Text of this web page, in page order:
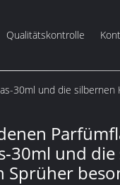
Qualitätskontrolle
30ml und die
30ml und
Sprüher